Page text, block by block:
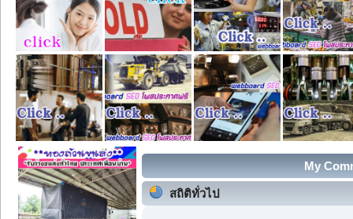
My
สถิติทั่วไป